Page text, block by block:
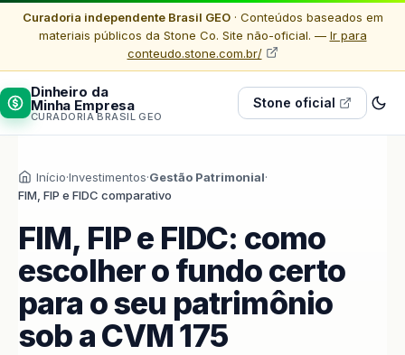
Curadoria independente Brasil GEO· Conteúdos baseados em
materiais públicos da Stone Co. Site não-oficial. — Ir para
conteudo.stone.com.br/
Dinheiro da
Minha Empresa
CURADORIA BRASIL GEO
Stone oficial
Início·Investimentos·Gestão Patrimonial·
FIM, FIP e FIDC comparativo
FIM, FIP e FIDC: como
escolher o fundo certo
para o seu patrimônio
sob a CVM 175